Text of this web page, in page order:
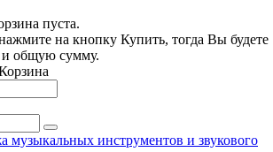
пуста.
на кнопку Купить, тогда Вы будете
и общую сумму.